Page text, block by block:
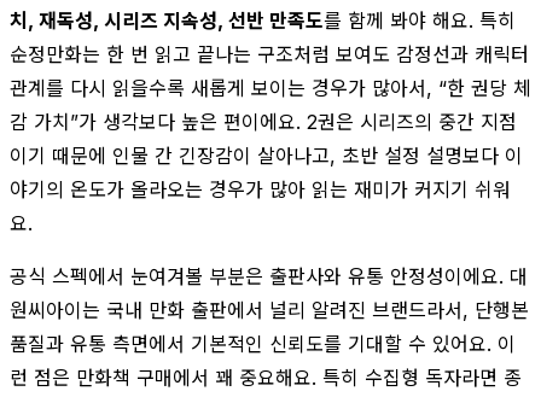
치, 재독성, 시리즈 지속성, 선반 만족도를 함께 봐야 해요. 특히
순정만화는 한 번 읽고 끝나는 구조처럼 보여도 감정선과 캐릭터
관계를 다시 읽을수록 새롭게 보이는 경우가 많아서, “한 권당 체
감 가치”가 생각보다 높은 편이에요. 2권은 시리즈의 중간 지점
이기 때문에 인물 간 긴장감이 살아나고, 초반 설정 설명보다 이
야기의 온도가 올라오는 경우가 많아 읽는 재미가 커지기 쉬워
요.
공식 스펙에서 눈여겨볼 부분은 출판사와 유통 안정성이에요. 대
원씨아이는 국내 만화 출판에서 널리 알려진 브랜드라서, 단행본
품질과 유통 측면에서 기본적인 신뢰도를 기대할 수 있어요. 이
런 점은 만화책 구매에서 꽤 중요해요. 특히 수집형 독자라면 종